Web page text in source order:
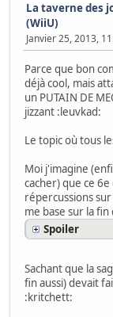
La taverne des
(WiiU)
Janvier 25, 2013,
Parce que bon
déjà cool, mais
un PUTAIN DE
jizzant :leuvkad:
Le topic où tous
Moi j'imagine
cacher) que ce
répercussions
me base sur la
Spoiler
Sachant que la
fin aussi) devait
:kritchett: